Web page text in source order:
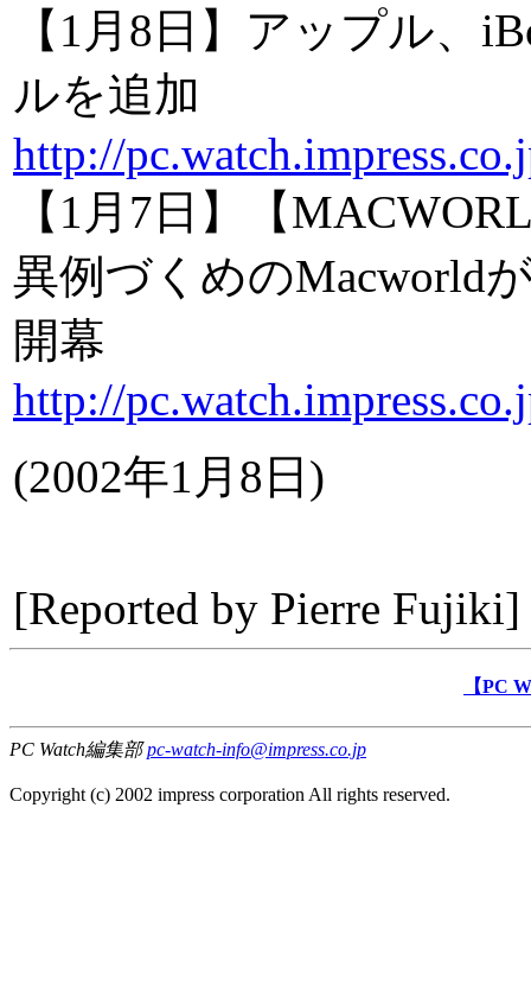
【1月8日】アップル、
ルを追加
http://
【1月7日】【
異例づくめのMacworld
開幕
http://
(2002年1月8日 )
[Reported by Pierre Fujiki]
【PC
PC Watch編集部pc-watch-info@impress.co.jp
Copyright (c) 2002 impress corporation All rights reserved.